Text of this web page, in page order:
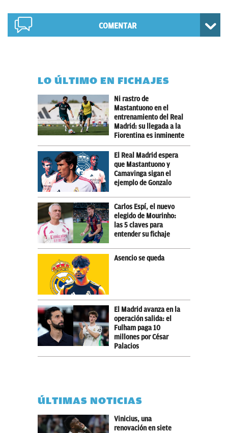
COMENTAR
LO ÚLTIMO EN FICHAJES
Ni rastro de
Mastantuono en el
entrenamiento del Real
Madrid: su llegada a la
Fiorentina es inminente
El Real Madrid espera
que Mastantuono y
Camavinga sigan el
ejemplo de Gonzalo
Carlos Espí, el nuevo
elegido de Mourinho:
las 5 claves para
entender su fichaje
Asencio se queda
El Madrid avanza en la
operación salida: el
Fulham paga 10
millones por César
Palacios
ÚLTIMAS NOTICIAS
Vinicius, una
renovación en siete